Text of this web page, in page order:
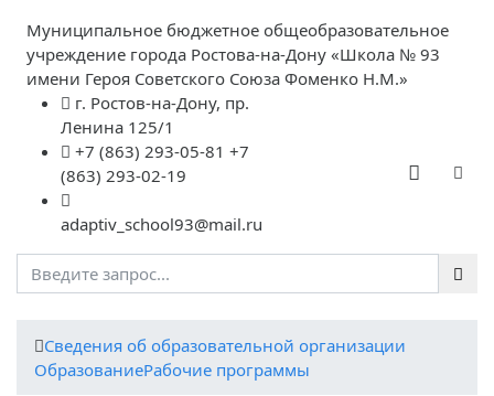
Муниципальное бюджетное общеобразовательное
учреждение города Ростова-на-Дону «Школа № 93
имени Героя Советского Союза Фоменко Н.М.»
г. Ростов-на-Дону, пр.
Ленина 125/1
+7 (863) 293-05-81 +7
(863) 293-02-19
adaptiv_school93@mail.ru
Cведения об образовательной организации
ОбразованиеРабочие программы